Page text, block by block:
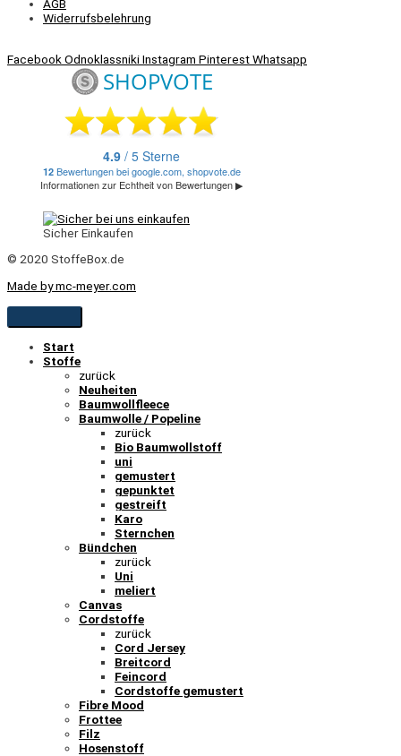
AGB
Widerrufsbelehrung
FacebookOdnoklassnikiInstagram PinterestWhatsapp
Sicher Einkaufen
© 2020 StoffeBox.de
Made by mc-meyer.com
Start
Stoffe
zurück
Neuheiten
Baumwollfleece
Baumwolle / Popeline
zurück
Bio Baumwollstoff
uni
gemustert
gepunktet
gestreift
Karo
Sternchen
Bündchen
zurück
Uni
meliert
Canvas
Cordstoffe
zurück
Cord Jersey
Breitcord
Feincord
Cordstoffe gemustert
Fibre Mood
Frottee
Filz
Hosenstoff